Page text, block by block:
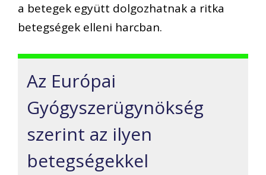
a betegek együtt dolgozhatnak a ritka
betegségek elleni harcban.
Az Európai
Gyógyszerügynökség
szerint az ilyen
betegségekkel